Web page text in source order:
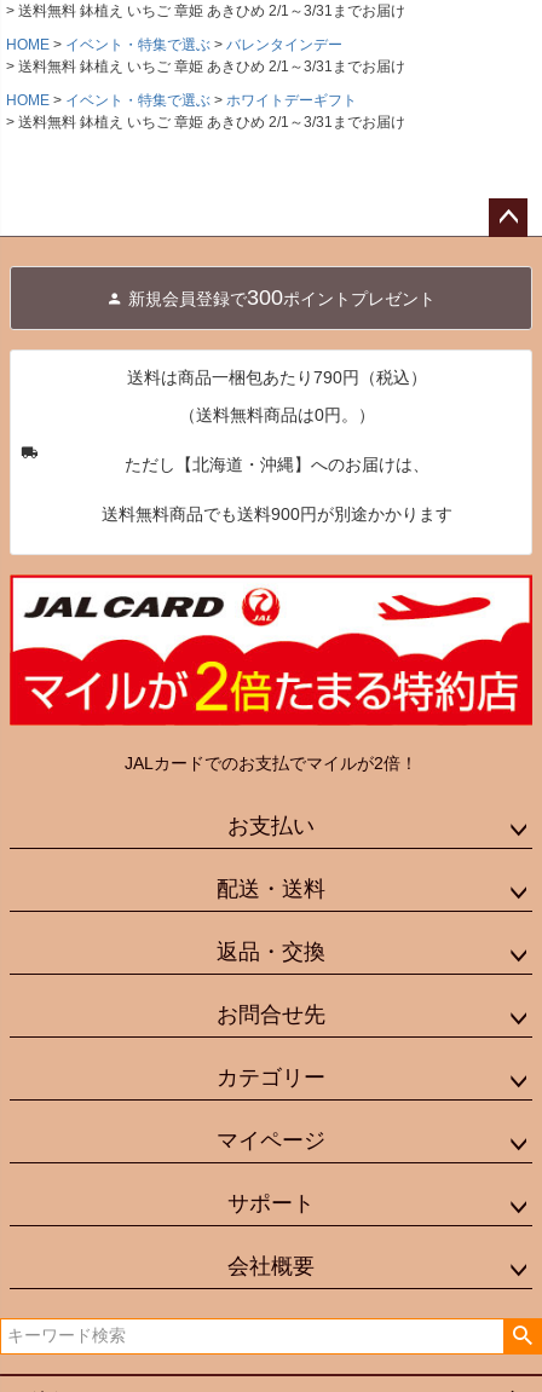
送料無料 鉢植え いちご 章姫 あきひめ 2/1～3/31までお届け
HOME
イベント・特集で選ぶ
バレンタインデー
送料無料 鉢植え いちご 章姫 あきひめ 2/1～3/31までお届け
HOME
イベント・特集で選ぶ
ホワイトデーギフト
送料無料 鉢植え いちご 章姫 あきひめ 2/1～3/31までお届け
へ
新規会員登録で300ポイントプレゼント
送料は商品一梱包あたり790円（税込）
（送料無料商品は0円。）
ただし【北海道・沖縄】へのお届けは、
送料無料商品でも送料900円が別途かかります
JALカードでのお支払でマイルが2倍！
お支払い
配送・送料
返品・交換
お問合せ先
カテゴリー
マイページ
サポート
会社概要